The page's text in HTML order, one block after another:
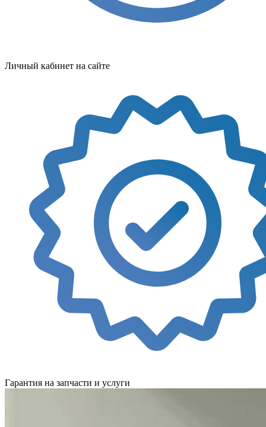
Личный кабинет на сайте
Гарантия на запчасти и услуги